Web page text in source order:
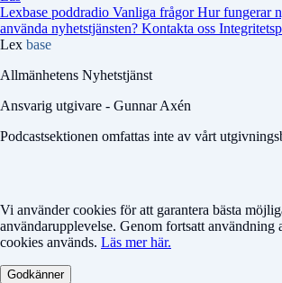
Lexbase poddradio Vanliga frågorHur fungerar
använda nyhetstjänsten? Kontakta oss
Lex base
Allmänhetens Nyhetstjänst
Ansvarig utgivare - Gunnar Axén
Podcastsektionen omfattas inte av vårt
Vi använder cookies för att garantera bästa
användarupplevelse. Genom fortsatt användning
cookies används. Läs mer här.
Godkänner